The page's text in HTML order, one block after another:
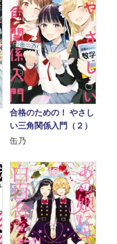
合格のための！ やさし
い三角関係入門（２）
缶乃